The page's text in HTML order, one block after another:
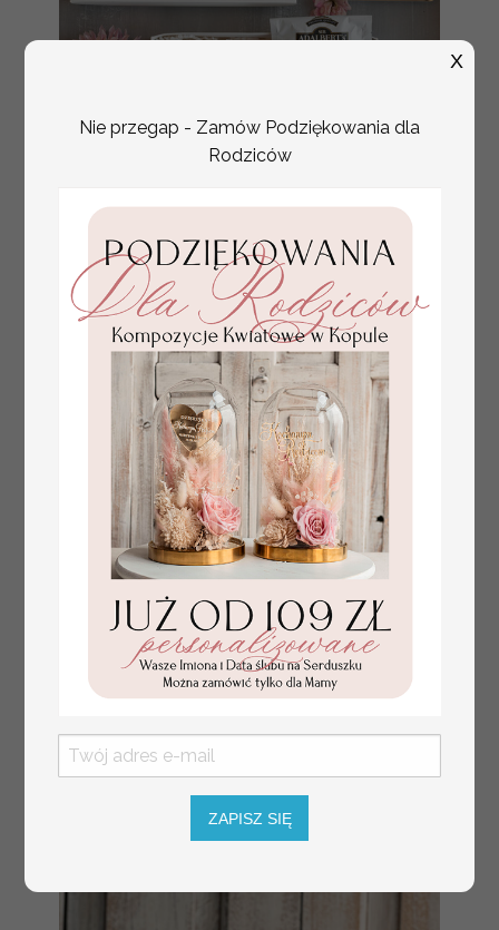
Fajne pomysły na prezent dla
Mamy, podziękowanie dla Mamy na
weselu, box prezentowy dla mamy,
zestawy prezentowe dla Mamy
tłoczone winietki ślubne,
lub srebrne napisy
tłoczone kwiaty na
Promocja:
Nie przegap - Zamów Podziękowania dla
Rodziców
ZAPISZ SIĘ
X